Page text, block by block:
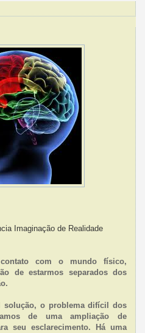
Imaginação de Realidade
com o mundo físico,
de estarmos separados dos
solução, o problema difícil dos
de uma ampliação de
seu esclarecimento. Há uma